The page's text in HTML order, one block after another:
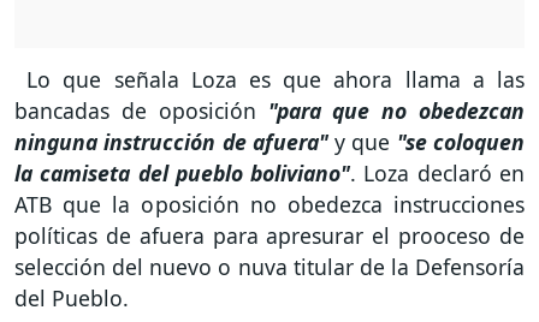
Lo que señala Loza es que ahora llama a las
bancadas de oposición "para que no obedezcan
ninguna instrucción de afuera"y que "se coloquen
la camiseta del pueblo boliviano". Loza declaró en
ATB que la oposición no obedezca instrucciones
políticas de afuera para apresurar el prooceso de
selección del nuevo o nuva titular de la Defensoría
del Pueblo.